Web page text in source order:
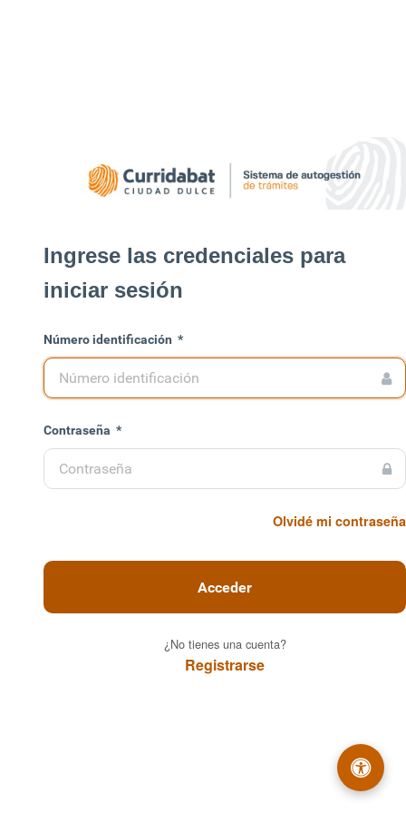
y
Ingrese las credenciales para
iniciar sesión
Número identificación *
Contraseña *
Olvidé mi contraseña
Acceder
¿No tienes una cuenta?
Registrarse